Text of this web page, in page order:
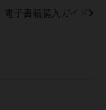
電子書籍購入ガイド